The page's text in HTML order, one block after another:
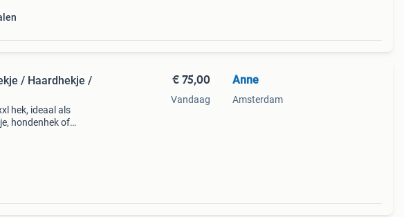
/ Haardhekje /
hek, ideaal als
hondenhek of
€ 75,00
Vandaag
Anne
Amsterdam